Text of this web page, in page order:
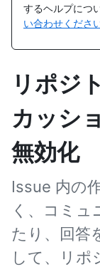
するヘルプにつ
い合わせくださ
リポジ
カッシ
無効化
Issue 内の
く、コミュ
たり、回答
して、リ